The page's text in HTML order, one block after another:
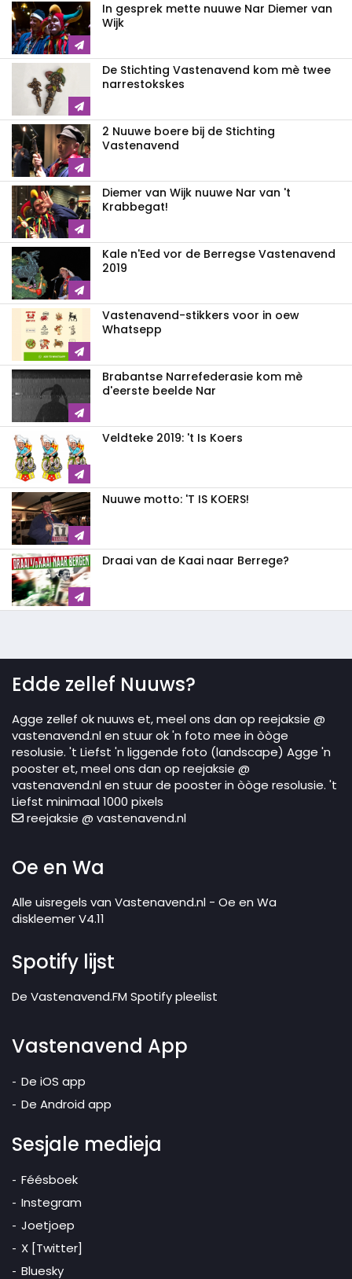
In gesprek mette nuuwe Nar Diemer van
Wijk
De Stichting Vastenavend kom mè twee
narrestokskes
2 Nuuwe boere bij de Stichting
Vastenavend
Diemer van Wijk nuuwe Nar van 't
Krabbegat!
Kale n'Eed vor de Berregse Vastenavend
2019
Vastenavend-stikkers voor in oew
Whatsepp
Brabantse Narrefederasie kom mè
d'eerste beelde Nar
Veldteke 2019: 't Is Koers
Nuuwe motto: 'T IS KOERS!
Draai van de Kaai naar Berrege?
Edde zellef Nuuws?
Agge zellef ok nuuws et, meel ons dan op reejaksie @
vastenavend.nl en stuur ok 'n foto mee in òòge
resolusie. 't Liefst 'n liggende foto (landscape) Agge 'n
pooster et, meel ons dan op reejaksie @
vastenavend.nl en stuur de pooster in òòge resolusie. 't
Liefst minimaal 1000 pixels
reejaksie @ vastenavend.nl
Oe en Wa
Alle uisregels van Vastenavend.nl - Oe en Wa
diskleemer V4.11
Spotify lijst
De Vastenavend.FM Spotify pleelist
Vastenavend App
De iOS app
De Android app
Sesjale medieja
Féésboek
Instegram
Joetjoep
X [Twitter]
Bluesky